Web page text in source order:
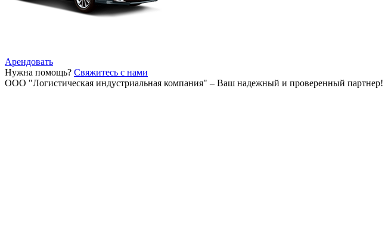
Арендовать
Нужна помощь? Свяжитесь с нами
ООО "Логистическая индустриальная компания" – Ваш надежный и проверенный партнер!